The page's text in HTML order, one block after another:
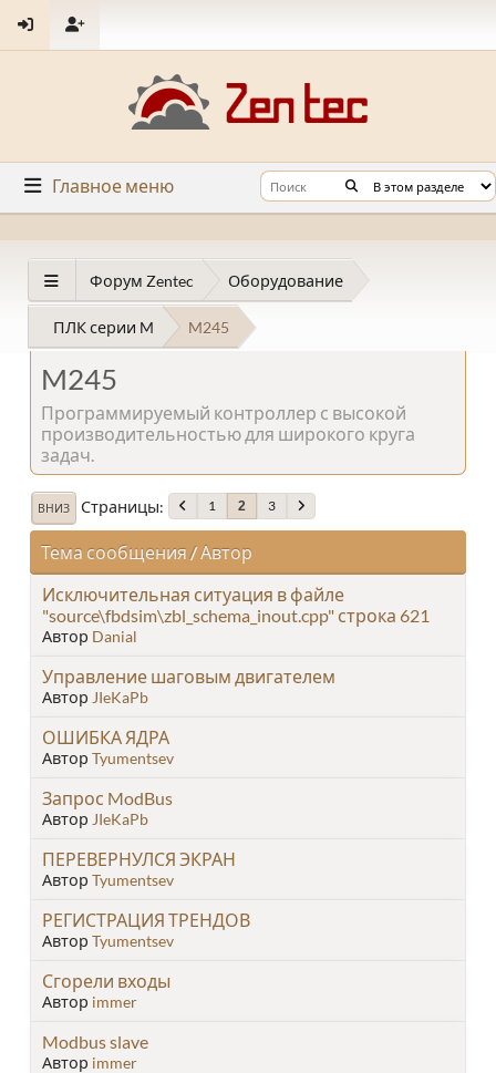
Главное меню
Форум Zentec Оборудование
ПЛК серии M M245
M245
Программируемый контроллер с высокой
производительностью для широкого круга
задач.
ВНИЗ Страницы 1 2 3
Тема сообщения / Автор
Исключительная ситуация в файле
"source\fbdsim\zbl_schema_inout.cpp" строка 621
Автор Danial
Управление шаговым двигателем
Автор JIeKaPb
ОШИБКА ЯДРА
Автор Tyumentsev
Запрос ModBus
Автор JIeKaPb
ПЕРЕВЕРНУЛСЯ ЭКРАН
Автор Tyumentsev
РЕГИСТРАЦИЯ ТРЕНДОВ
Автор Tyumentsev
Сгорели входы
Автор immer
Modbus slave
Автор immer